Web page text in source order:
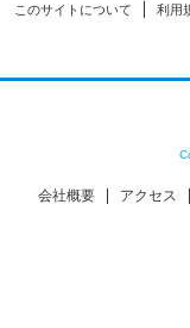
このサイトについて 利用
会社概要 アクセス